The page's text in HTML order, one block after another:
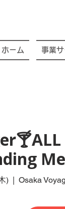
ホーム 事業
)
  |
Osaka